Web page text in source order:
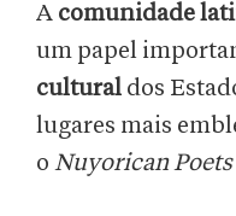
A comunidade
um papel
cultural dos
lugares mais
o Nuyorican Poets